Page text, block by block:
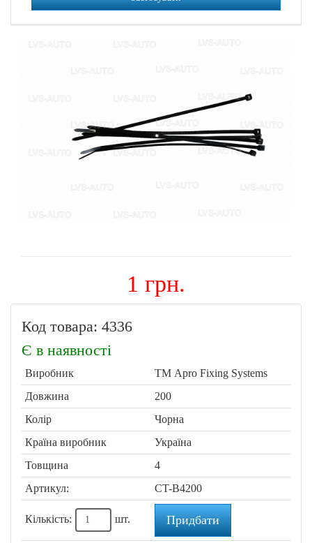
1 грн.
Код товара: 4336
Є в наявності
Виробник
ТМ Apro Fixing Systems
Довжина
200
Колір
Чорна
Країна виробник
Україна
Товщина
4
Артикул:
CT-B4200
Кількість: шт. Придбати